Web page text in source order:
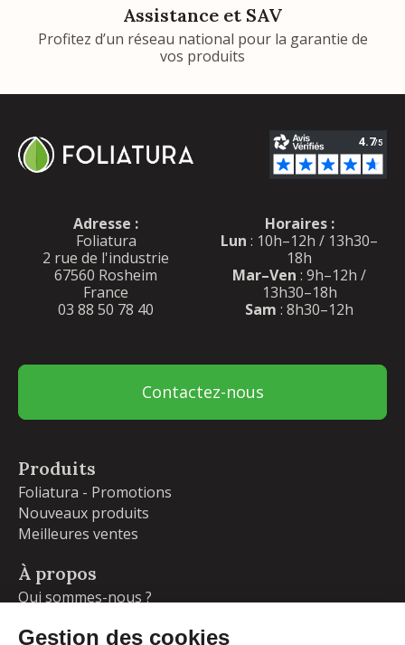
Assistance et SAV
Profitez d’un réseau national pour la garantie de
vos produits
Adresse :
Foliatura
2 rue de l'industrie
67560 Rosheim
France
03 88 50 78 40
Horaires :
Lun : 10h–12h / 13h30–
18h
Mar–Ven : 9h–12h /
13h30–18h
Sam : 8h30–12h
Contactez-nous
Produits
Foliatura - Promotions
Nouveaux produits
Meilleures ventes
À propos
Qui sommes-nous ?
Livraisons et retours